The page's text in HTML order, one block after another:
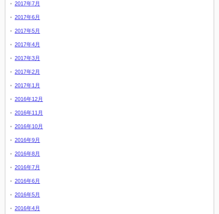
2017年7月
2017年6月
2017年5月
2017年4月
2017年3月
2017年2月
2017年1月
2016年12月
2016年11月
2016年10月
2016年9月
2016年8月
2016年7月
2016年6月
2016年5月
2016年4月